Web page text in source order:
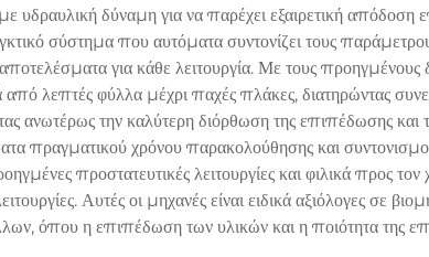
υδραυλική δύναμη για να παρέχει εξαιρετική
σύστημα που αυτόματα συντονίζει τους
για κάθε λειτουργία. Με τους προηγμένους
λεπτές φύλλα μέχρι παχές πλάκες, διατηρώντας
ανωτέρως την καλύτερη διόρθωση της επιπέδωσης
πραγματικού χρόνου παρακολούθησης και
προστατευτικές λειτουργίες και φιλικά προς
Αυτές οι μηχανές είναι ειδικά αξιόλογες σε
όπου η επιπέδωση των υλικών και η ποιότητα της